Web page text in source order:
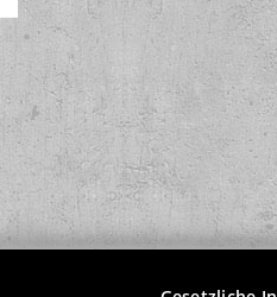
BASH! - Cheers & Beers
Poster
10,00 €
*